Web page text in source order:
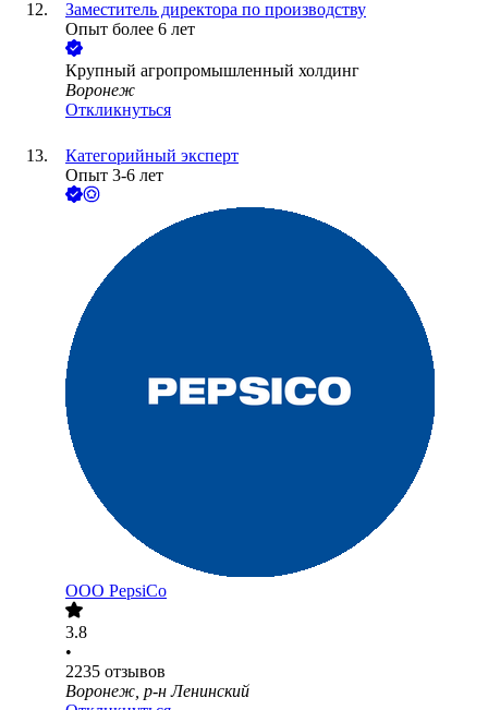
Заместитель директора по производству
Опыт более 6 лет
Крупный агропромышленный холдинг
Воронеж
Откликнуться
Категорийный эксперт
Опыт 3-6 лет
ООО PepsiCo
3.8
•
2235 отзывов
Воронеж, р-н Ленинский